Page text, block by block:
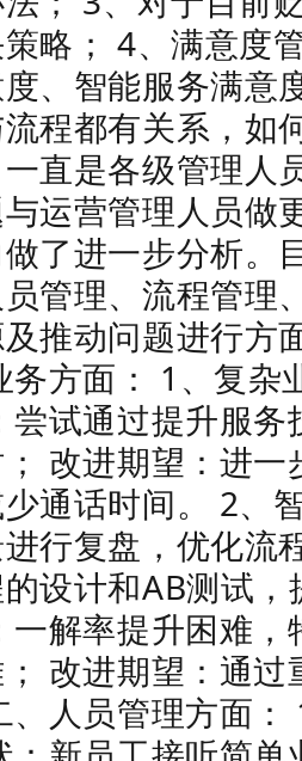
略； 4、满意度
、智能服务满意
程都有关系，如
直是各级管理人
运营管理人员做
了进一步分析。
管理、流程管理
推动问题进行方
务方面： 1、复杂
尝试通过提升服
改进期望：进
通话时间。 2、
行复盘，优化流
设计和AB测试
一解率提升困难
改进期望：通
、人员管理方面